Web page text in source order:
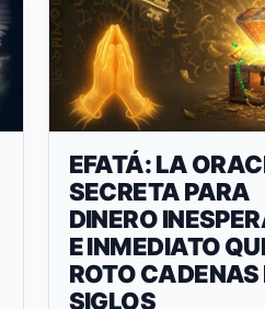
EFATÁ: LA
SECRETA PARA
DINERO
E INMEDIATO
ROTO CADENAS
SIGLOS